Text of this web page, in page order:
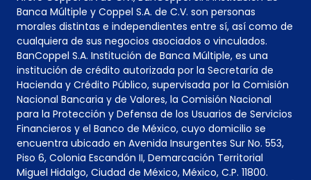
Banca Múltiple y Coppel S.A. de C.V. son personas
morales distintas e independientes entre sí, así como de
cualquiera de sus negocios asociados o vinculados.
BanCoppel S.A. Institución de Banca Múltiple, es una
institución de crédito autorizada por la Secretaría de
Hacienda y Crédito Público, supervisada por la Comisión
Nacional Bancaria y de Valores, la Comisión Nacional
para la Protección y Defensa de los Usuarios de Servicios
Financieros y el Banco de México, cuyo domicilio se
encuentra ubicado en Avenida Insurgentes Sur No. 553,
Piso 6, Colonia Escandón II, Demarcación Territorial
Miguel Hidalgo, Ciudad de México, México, C.P. 11800.